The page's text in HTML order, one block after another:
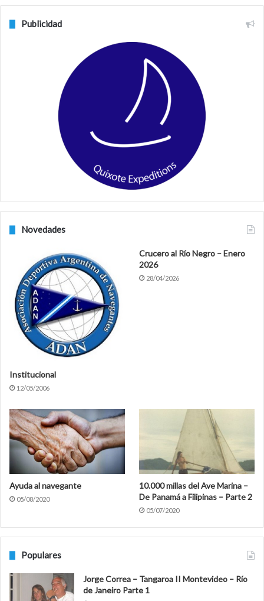
e
o
t
a
a
Publicidad
Novedades
Institucional
12/05/2006
Crucero al Río Negro – Enero
2026
28/04/2026
Ayuda al navegante
05/08/2020
10.000 millas del Ave Marina –
De Panamá a Filipinas – Parte 2
05/07/2020
Populares
Jorge Correa – Tangaroa II Montevideo – Río
de Janeiro Parte 1